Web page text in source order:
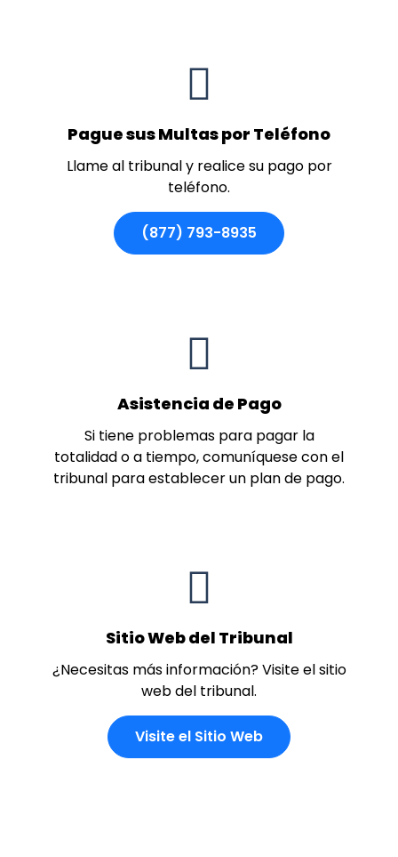
Pague sus Multas por Teléfono
Llame al tribunal y realice su pago por
teléfono.
(877) 793-8935
Asistencia de Pago
Si tiene problemas para pagar la
totalidad o a tiempo, comuníquese con el
tribunal para establecer un plan de pago.
Sitio Web del Tribunal
¿Necesitas más información? Visite el sitio
web del tribunal.
Visite el Sitio Web